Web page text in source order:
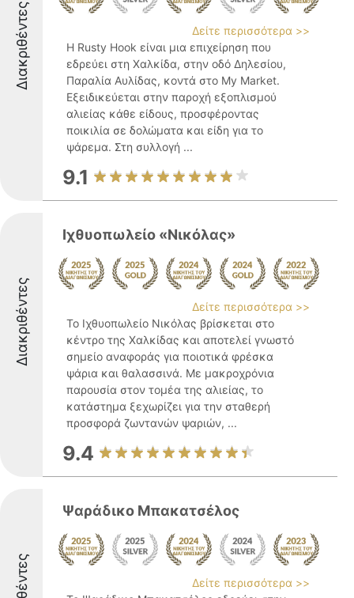
Διακριθέντες
Δείτε περισσότερα >>
Η Rusty Hook είναι μια επιχείρηση που
εδρεύει στη Χαλκίδα, στην οδό Δηλεσίου,
Παραλία Αυλίδας, κοντά στο My Market.
Εξειδικεύεται στην παροχή εξοπλισμού
αλιείας κάθε είδους, προσφέροντας
ποικιλία σε δολώματα και είδη για το
ψάρεμα. Στη συλλογή ...
9.1
Διακριθέντες
Ιχθυοπωλείο «Νικόλας»
Δείτε περισσότερα >>
Το Ιχθυοπωλείο Νικόλας βρίσκεται στο
κέντρο της Χαλκίδας και αποτελεί γνωστό
σημείο αναφοράς για ποιοτικά φρέσκα
ψάρια και θαλασσινά. Με μακροχρόνια
παρουσία στον τομέα της αλιείας, το
κατάστημα ξεχωρίζει για την σταθερή
προσφορά ζωντανών ψαριών, ...
9.4
Ψαράδικο Μπακατσέλος
Δείτε περισσότερα >>